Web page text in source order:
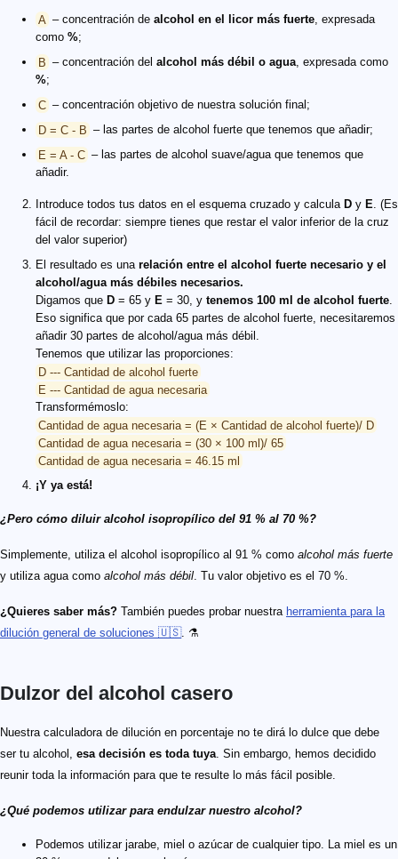
A – concentración de alcohol en el licor más fuerte, expresada
como %;
B – concentración del alcohol más débil o agua, expresada como
%;
C – concentración objetivo de nuestra solución final;
D = C - B – las partes de alcohol fuerte que tenemos que añadir;
E = A - C – las partes de alcohol suave/agua que tenemos que
añadir.
Introduce todos tus datos en el esquema cruzado y calcula D y E. (Es
fácil de recordar: siempre tienes que restar el valor inferior de la cruz
del valor superior)
El resultado es una relación entre el alcohol fuerte necesario y el
alcohol/agua más débiles necesarios.
Digamos que D = 65 y E = 30, y tenemos 100 ml de alcohol fuerte.
Eso significa que por cada 65 partes de alcohol fuerte, necesitaremos
añadir 30 partes de alcohol/agua más débil.
Tenemos que utilizar las proporciones:
D --- Cantidad de alcohol fuerte
E --- Cantidad de agua necesaria
Transformémoslo:
Cantidad de agua necesaria = (E × Cantidad de alcohol fuerte)/ D
Cantidad de agua necesaria = (30 × 100 ml)/ 65
Cantidad de agua necesaria = 46.15 ml
¡Y ya está!
¿Pero cómo diluir alcohol isopropílico del 91 % al 70 %?
Simplemente, utiliza el alcohol isopropílico al 91 % como alcohol más fuerte
y utiliza agua como alcohol más débil. Tu valor objetivo es el 70 %.
¿Quieres saber más? También puedes probar nuestra herramienta para la
dilución general de soluciones 🇺🇸. ⚗️
Dulzor del alcohol casero
Nuestra calculadora de dilución en porcentaje no te dirá lo dulce que debe
ser tu alcohol, esa decisión es toda tuya. Sin embargo, hemos decidido
reunir toda la información para que te resulte lo más fácil posible.
¿Qué podemos utilizar para endulzar nuestro alcohol?
Podemos utilizar jarabe, miel o azúcar de cualquier tipo. La miel es un